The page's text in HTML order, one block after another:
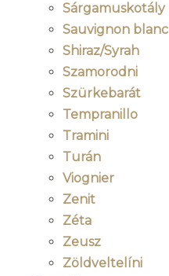
Sárgamuskotály
Sauvignon blanc
Shiraz/Syrah
Szamorodni
Szürkebarát
Tempranillo
Tramini
Turán
Viognier
Zenit
Zéta
Zeusz
Zöldveltelíni